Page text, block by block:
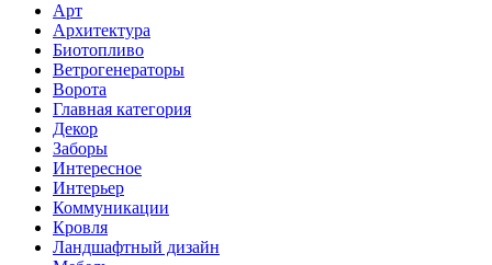
Арт
Архитектура
Биотопливо
Ветрогенераторы
Ворота
Главная категория
Декор
Заборы
Интересное
Интерьер
Коммуникации
Кровля
Ландшафтный дизайн